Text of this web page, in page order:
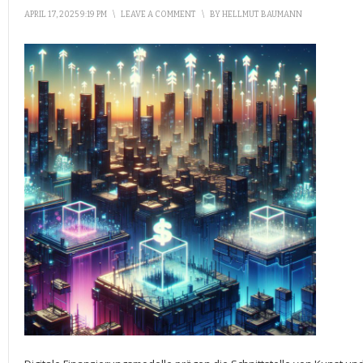
APRIL 17, 2025 9:19 PM \ LEAVE A COMMENT \ BYHELLMUT BAUMANN